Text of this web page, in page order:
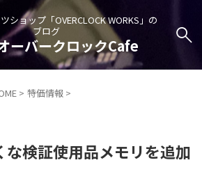
ショップ「OVERCLOCK WORKS」の
ブログ
ーバークロックCafe
> 特価情報 >
な検証使用品メモリを追加